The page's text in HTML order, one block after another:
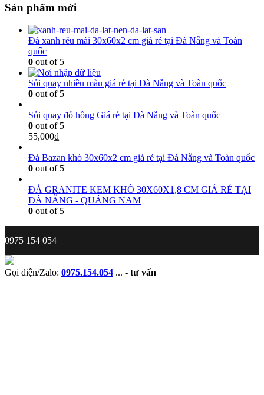
Sản phẩm mới
Đá xanh rêu mài 30x60x2 cm giá rẻ tại Đà Nẵng và Toàn
quốc
0 out of 5
Sỏi quay nhiều màu giá rẻ tại Đà Nẵng và Toàn quốc
0 out of 5
Sỏi quay đỏ hồng Giá rẻ tại Đà Nẵng và Toàn quốc
0 out of 5
55,000₫
Đá Bazan khò 30x60x2 cm giá rẻ tại Đà Nẵng và Toàn quốc
0 out of 5
ĐÁ GRANITE KEM KHÒ 30X60X1,8 CM GIÁ RẺ TẠI
ĐÀ NẴNG - QUẢNG NAM
0 out of 5
0975 154 054
Gọi điện/Zalo: 0975.154.054 ... - tư vấn